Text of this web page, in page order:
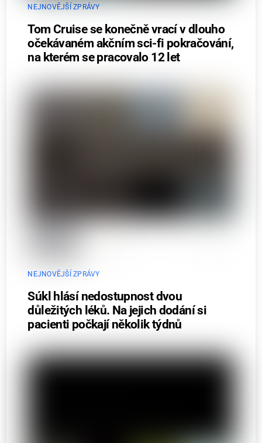
NEJNOVĚJŠÍ ZPRÁVY
Tom Cruise se konečně vrací v dlouho
očekávaném akčním sci-fi pokračování,
na kterém se pracovalo 12 let
NEJNOVĚJŠÍ ZPRÁVY
Súkl hlásí nedostupnost dvou
důležitých léků. Na jejich dodání si
pacienti počkají několik týdnů